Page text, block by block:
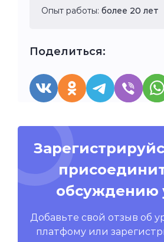
Опыт работы: более 20 лет
Поделиться:
обсуждению
Добавьте свой отзыв об
платфому или